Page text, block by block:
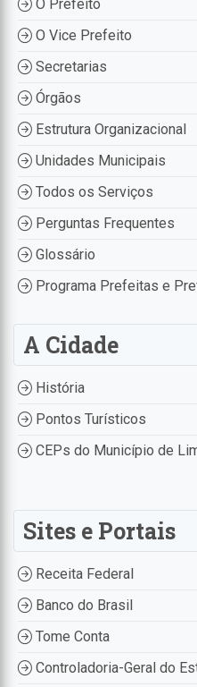
O Prefeito
O Vice Prefeito
Secretarias
Órgãos
Estrutura Organizacional
Unidades Municipais
Todos os Serviços
Perguntas Frequentes
Glossário
Programa Prefeitas e
A Cidade
História
Pontos Turísticos
CEPs do Município de
Sites e Portais
Receita Federal
Banco do Brasil
Tome Conta
Controladoria-Geral do